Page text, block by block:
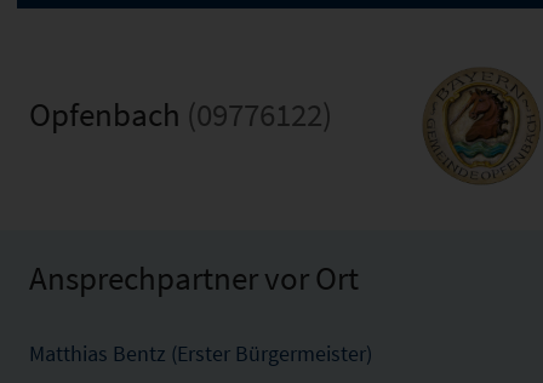
Opfenbach (09776122)
Ansprechpartner vor Ort
Matthias Bentz (Erster Bürgermeister)